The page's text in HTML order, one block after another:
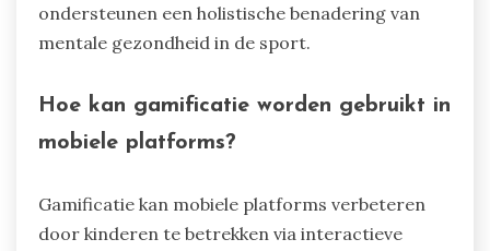
ondersteunen een holistische benadering van
mentale gezondheid in de sport.
Hoe kan gamificatie worden gebruikt in
mobiele platforms?
Gamificatie kan mobiele platforms verbeteren
door kinderen te betrekken via interactieve